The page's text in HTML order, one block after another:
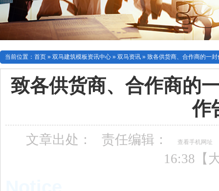
当前位置： 首页 » 双马建筑模板资讯中心 » 双马资讯 » 致各供货商、合作商的一
致各供货商、合作商的
作
文章出处： 责任编辑： 查看手机网址
16:38【